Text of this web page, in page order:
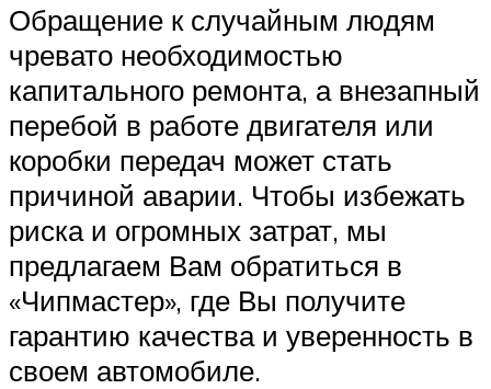
Обращение к случайным людям
чревато необходимостью
капитального ремонта, а внезапный
перебой в работе двигателя или
коробки передач может стать
причиной аварии. Чтобы избежать
риска и огромных затрат, мы
предлагаем Вам обратиться в
«Чипмастер», где Вы получите
гарантию качества и уверенность в
своем автомобиле.